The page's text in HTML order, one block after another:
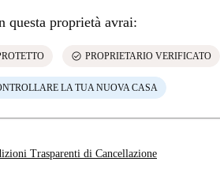
questa proprietà avrai:
check_circle PROPRIETARIO VERIFICATO
LA TUA NUOVA CASA
Trasparenti di Cancellazione